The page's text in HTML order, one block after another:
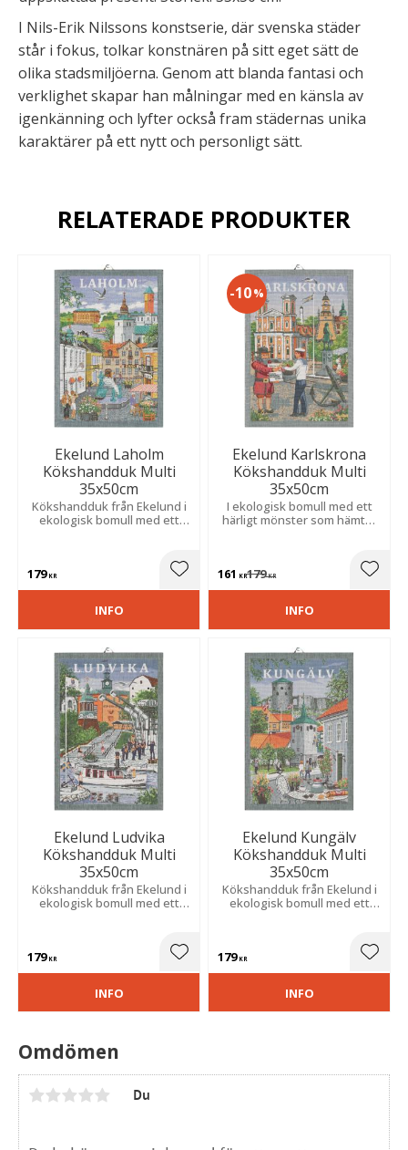
I Nils-Erik Nilssons konstserie, där svenska städer
står i fokus, tolkar konstnären på sitt eget sätt de
olika stadsmiljöerna. Genom att blanda fantasi och
verklighet skapar han målningar med en känsla av
igenkänning och lyfter också fram städernas unika
karaktärer på ett nytt och personligt sätt.
Omdömen
Du
RELATERADE PRODUKTER
Ekelund Laholm
Kökshandduk Multi
35x50cm
Kökshandduk från Ekelund i
ekologisk bomull med ett
179KR Lägg till i favoriter
INFO
Ekelund Karlskrona
Kökshandduk Multi
35x50cm
I ekologisk bomull med ett
härligt mönster som hämtar
161 KR179KR
10%
INFO
Ekelund Ludvika
Kökshandduk Multi
35x50cm
Kökshandduk från Ekelund i
ekologisk bomull med ett
179KR Lägg till i favoriter
INFO
Ekelund Kungälv
Kökshandduk Multi
35x50cm
Kökshandduk från Ekelund i
ekologisk bomull med ett
179KR
INFO